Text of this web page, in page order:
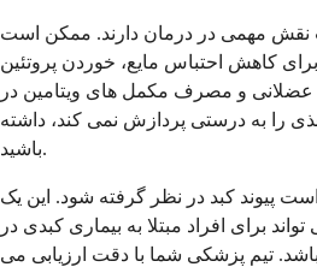
نقش مهمی در درمان دارند. ممکن است
کاهش احتباس مایع، خوردن پروتئین
و مصرف مکمل های ویتامین در
را به درستی پردازش نمی کند، داشته
باشید.
پیوند کبد در نظر گرفته شود. این یک
برای افراد مبتلا به بیماری کبدی در
باشد. تیم پزشکی شما با دقت ارزیابی می